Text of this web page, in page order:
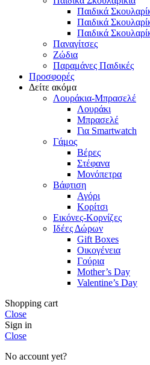
Παιδικά
Παιδικά
Παιδικά
Παναγίτσες
Ζώδια
Παραμάνες Παιδικές
Προσφορές
Δείτε ακόμα
Λουράκια-Μπρασελέ
Λουράκι
Μπρασελέ
Για Smartwatch
Γάμος
Βέρες
Στέφανα
Μονόπετρα
Βάφτιση
Αγόρι
Κορίτσι
Εικόνες-Κορνίζες
Ιδέες Δώρων
Gift Boxes
Οικογένεια
Γούρια
Mother’s Day
Valentine’s Day
Shopping cart
Close
Sign in
Close
No account yet?